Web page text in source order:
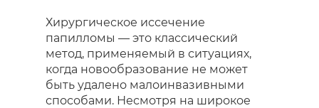
Хирургическое иссечение
папилломы — это классический
метод, применяемый в ситуациях,
когда новообразование не может
быть удалено малоинвазивными
способами. Несмотря на широкое